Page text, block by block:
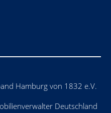
Hamburg von 1832 e.V.
Deutschland